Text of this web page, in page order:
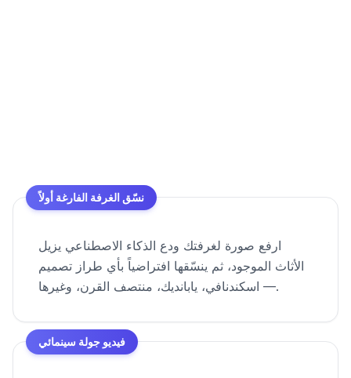
نسّق الغرفة الفارغة أولاً
ارفع صورة لغرفتك ودع الذكاء الاصطناعي يزيل
الأثاث الموجود، ثم ينسّقها افتراضياً بأي طراز تصميم
— اسكندنافي، يابانديك، منتصف القرن، وغيرها.
فيديو جولة سينمائي